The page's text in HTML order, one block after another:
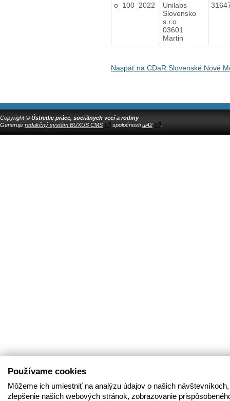
o_100_2022
Unilabs
Slovensko
s.r.o.
03601
Martin
Naspäť na CDaR Slovenské Nové
Copyright © Ústredie práce, sociálnych vecí a rodiny
Generuje redakčný systém BUXUS CMS spoločnostiui42
Používame cookies
Môžeme ich umiestniť na analýzu údajov o našich
zlepšenie našich webových stránok, zobrazovanie